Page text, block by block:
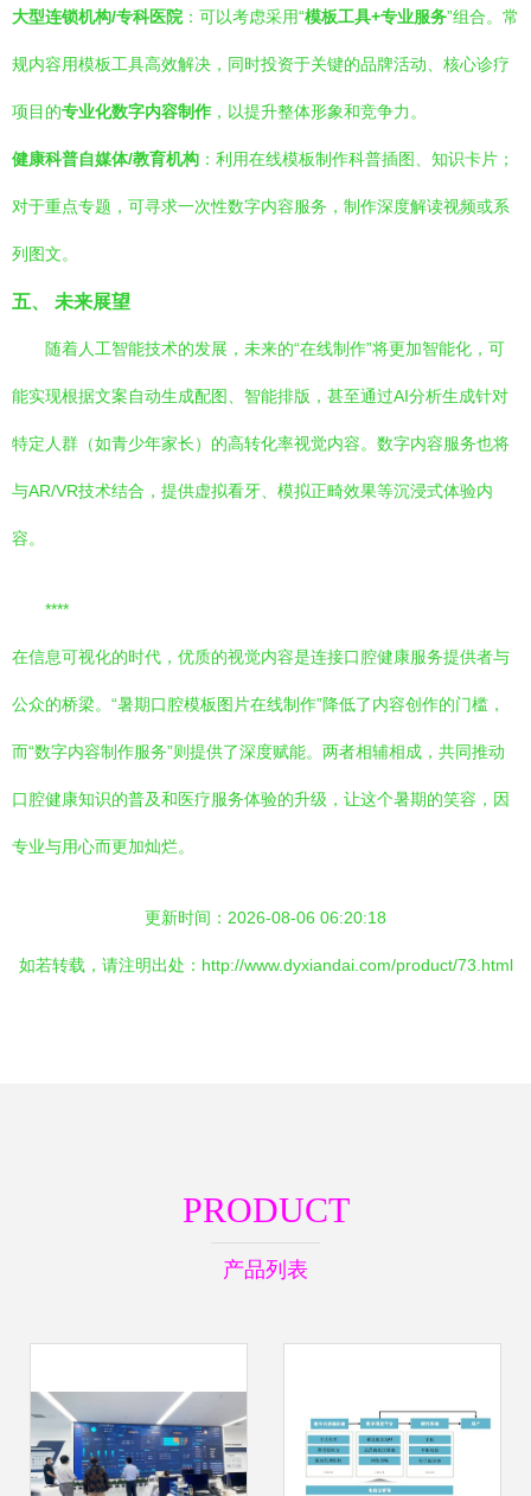
大型连锁机构/专科医院 ：可以考虑采用“模板工具+专业服务”组合。常
规内容用模板工具高效解决，同时投资于关键的品牌活动、核心诊疗
项目的专业化数字内容制作 ，以提升整体形象和竞争力。
健康科普自媒体/教育机构 ：利用在线模板制作科普插图、知识卡片；
对于重点专题，可寻求一次性数字内容服务，制作深度解读视频或系
列图文。
五、 未来展望
随着人工智能技术的发展，未来的“在线制作”将更加智能化，可
能实现根据文案自动生成配图、智能排版，甚至通过AI分析生成针对
特定人群（如青少年家长）的高转化率视觉内容。数字内容服务也将
与AR/VR技术结合，提供虚拟看牙、模拟正畸效果等沉浸式体验内
容。
****
在信息可视化的时代，优质的视觉内容是连接口腔健康服务提供者与
公众的桥梁。“暑期口腔模板图片在线制作”降低了内容创作的门槛，
而“数字内容制作服务”则提供了深度赋能。两者相辅相成，共同推动
口腔健康知识的普及和医疗服务体验的升级，让这个暑期的笑容，因
专业与用心而更加灿烂。
更新时间：2026-08-06 06:20:18
如若转载，请注明出处：http://www.dyxiandai.com/product/73.html
PRODUCT
产品列表